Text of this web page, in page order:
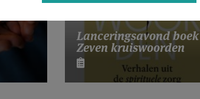
Lanceringsavond boek
Zeven kruiswoorden